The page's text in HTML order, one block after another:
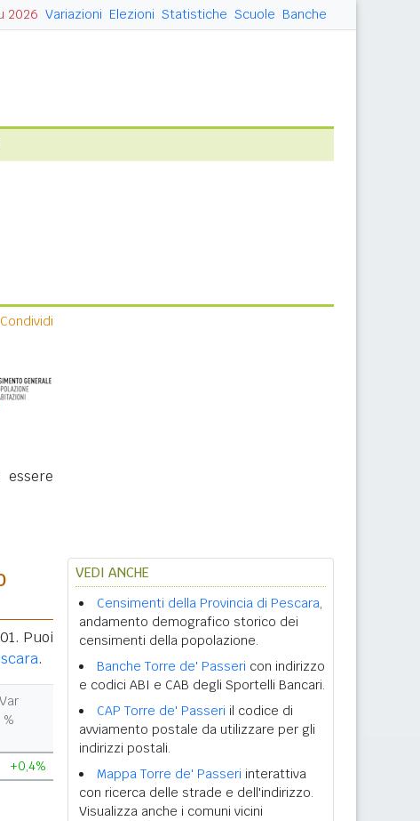
2026 Variazioni Elezioni Statistiche Scuole Banche
Condividi
Puoi
.
Var
%
+0,4%
VEDI ANCHE
Censimenti della Provincia di Pescara,
andamento demografico storico dei
censimenti della popolazione.
Banche Torre de' Passeri con indirizzo
e codici ABI e CAB degli Sportelli Bancari.
CAP Torre de' Passeri il codice di
avviamento postale da utilizzare per gli
indirizzi postali.
Mappa Torre de' Passeri interattiva
con ricerca delle strade e dell'indirizzo.
Visualizza anche i comuni vicini